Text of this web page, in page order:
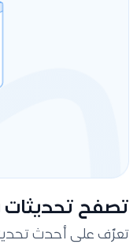
تصفح تحديثات
تعرّف على أحدث